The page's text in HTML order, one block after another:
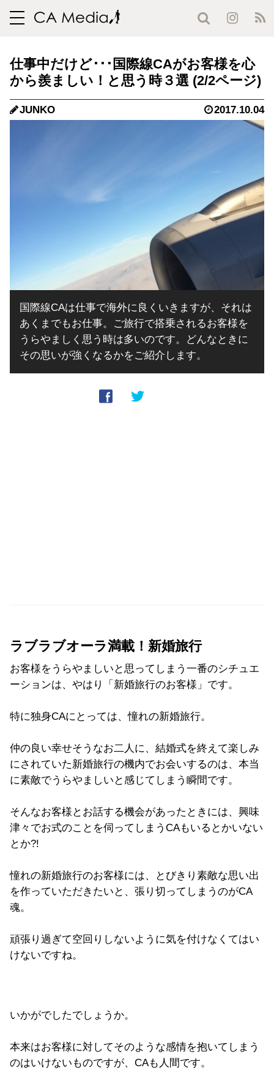
toggle
仕事中だけど･･･国際線CAがお客様を心
から羨ましい！と思う時３選 (2/2ページ)
JUNKO 2017.10.04
国際線CAは仕事で海外に良くいきますが、それは
あくまでもお仕事。ご旅行で搭乗されるお客様を
うらやましく思う時は多いのです。どんなときに
その思いが強くなるかをご紹介します。
ラブラブオーラ満載！新婚旅行
お客様をうらやましいと思ってしまう一番のシチュエ
ーションは、やはり「新婚旅行のお客様」です。
特に独身CAにとっては、憧れの新婚旅行。
仲の良い幸せそうなお二人に、結婚式を終えて楽しみ
にされていた新婚旅行の機内でお会いするのは、本当
に素敵でうらやましいと感じてしまう瞬間です。
そんなお客様とお話する機会があったときには、興味
津々でお式のことを伺ってしまうCAもいるとかいない
とか?!
憧れの新婚旅行のお客様には、とびきり素敵な思い出
を作っていただきたいと、張り切ってしまうのがCA
魂。
頑張り過ぎて空回りしないように気を付けなくてはい
けないですね。
いかがでしたでしょうか。
本来はお客様に対してそのような感情を抱いてしまう
のはいけないものですが、CAも人間です。